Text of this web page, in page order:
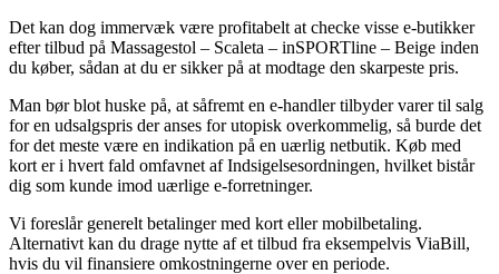
Det kan dog immervæk være profitabelt at checke visse e-butikker
efter tilbud på Massagestol – Scaleta – inSPORTline – Beige inden
du køber, sådan at du er sikker på at modtage den skarpeste pris.
Man bør blot huske på, at såfremt en e-handler tilbyder varer til salg
for en udsalgspris der anses for utopisk overkommelig, så burde det
for det meste være en indikation på en uærlig netbutik. Køb med
kort er i hvert fald omfavnet af Indsigelsesordningen, hvilket bistår
dig som kunde imod uærlige e-forretninger.
Vi foreslår generelt betalinger med kort eller mobilbetaling.
Alternativt kan du drage nytte af et tilbud fra eksempelvis ViaBill,
hvis du vil finansiere omkostningerne over en periode.